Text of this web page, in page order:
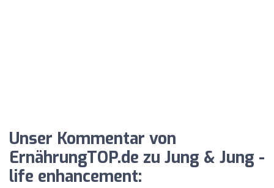
Unser Kommentar von
ErnährungTOP.de zu Jung & Jung -
life enhancement: